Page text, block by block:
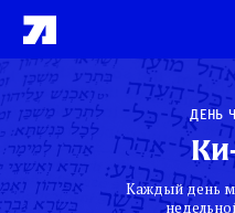
День
Каждый день